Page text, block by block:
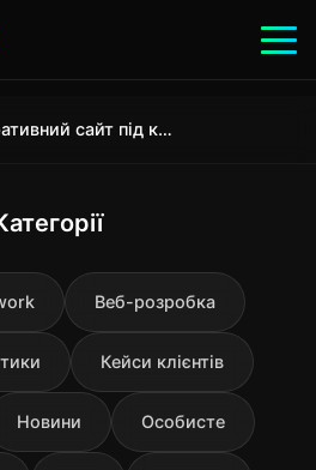
Корпоративний сайт під ключ: інвестиція чи витрата для бізнесу?
Веб-розробка
Кейси клієнтів
Новини Особисте